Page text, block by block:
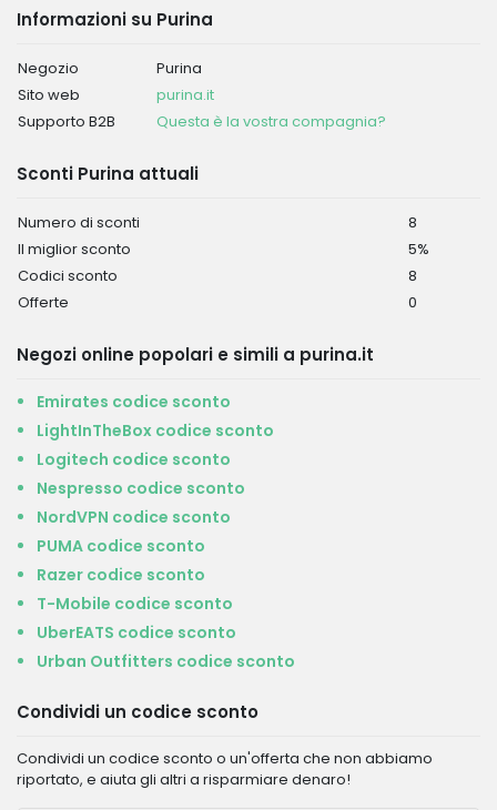
Informazioni su Purina
Negozio
Purina
Sito web
purina.it
Supporto B2B
Questa è la vostra compagnia?
Sconti Purina attuali
Numero di sconti
8
Il miglior sconto
5%
Codici sconto
8
Offerte
0
Negozi online popolari e simili a purina.it
Emirates codice sconto
LightInTheBox codice sconto
Logitech codice sconto
Nespresso codice sconto
NordVPN codice sconto
PUMA codice sconto
Razer codice sconto
T-Mobile codice sconto
UberEATS codice sconto
Urban Outfitters codice sconto
Condividi un codice sconto
Condividi un codice sconto o un'offerta che non abbiamo
riportato, e aiuta gli altri a risparmiare denaro!